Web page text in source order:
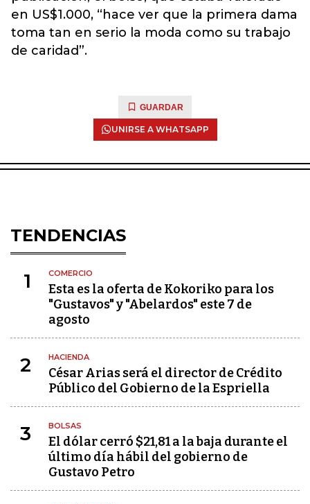
en US$1.000, “hace ver que la primera dama
toma tan en serio la moda como su trabajo
de caridad”.
GUARDAR
UNIRSE A WHATSAPP
TENDENCIAS
1 COMERCIO
Esta es la oferta de Kokoriko para los
"Gustavos" y "Abelardos" este 7 de
agosto
2 HACIENDA
César Arias será el director de Crédito
Público del Gobierno de la Espriella
3 BOLSAS
El dólar cerró $21,81 a la baja durante el
último día hábil del gobierno de
Gustavo Petro